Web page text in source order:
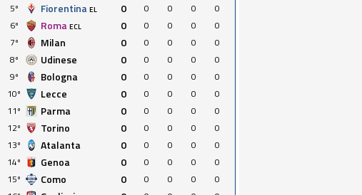
5º
Fiorentina EL 0 0 0 0
0
6º
Roma ECL 0 0 0 0
0
7º
Milan 0 0 0 0
0
8º
Udinese 0 0 0 0
0
9º
Bologna 0 0 0 0
0
10º
Lecce 0 0 0 0
0
11º
Parma 0 0 0 0
0
12º
Torino 0 0 0 0
0
13º
Atalanta 0 0 0 0
0
14º
Genoa 0 0 0 0
0
15º
Como 0 0 0 0
0